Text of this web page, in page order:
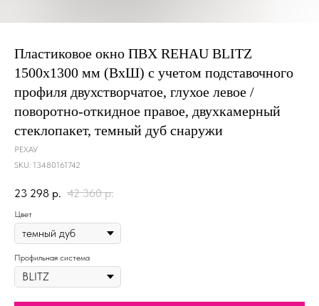
Пластиковое окно ПВХ REHAU BLITZ
1500х1300 мм (ВхШ) с учетом подставочного
профиля двухстворчатое, глухое левое /
поворотно-откидное правое, двухкамерный
стеклопакет, темный дуб снаружи
РЕХАУ
SKU: 13480161742
23 298 р. 42 360 р.
Цвет
Профильная система